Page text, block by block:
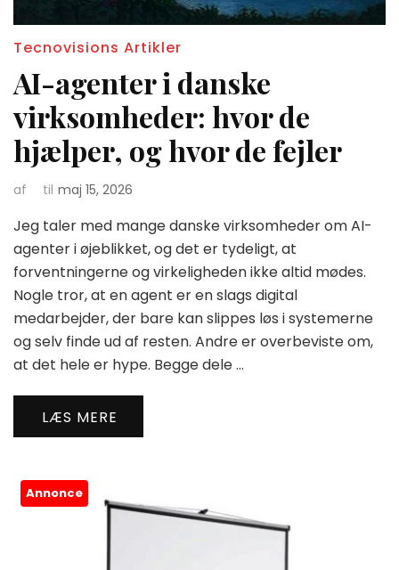
Tecnovisions Artikler
AI-agenter i danske
virksomheder: hvor de
hjælper, og hvor de fejler
af til maj 15, 2026
Jeg taler med mange danske virksomheder om AI-
agenter i øjeblikket, og det er tydeligt, at
forventningerne og virkeligheden ikke altid mødes.
Nogle tror, at en agent er en slags digital
medarbejder, der bare kan slippes løs i systemerne
og selv finde ud af resten. Andre er overbeviste om,
at det hele er hype. Begge dele …
LÆS MERE
Annonce